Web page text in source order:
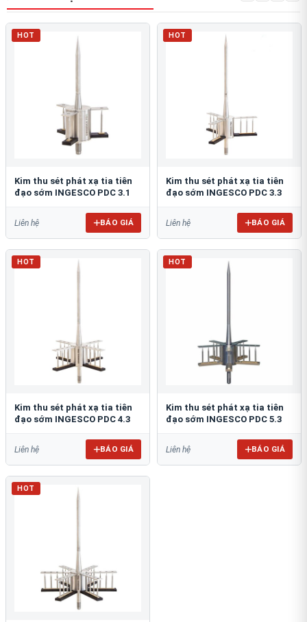
HOT
Kim thu sét phát xạ tia tiên
đạo sớm INGESCO PDC 3.1
Liên hệ BÁO GIÁ
HOT
Kim thu sét phát xạ tia tiên
đạo sớm INGESCO PDC 3.3
Liên hệ BÁO GIÁ
HOT
Kim thu sét phát xạ tia tiên
đạo sớm INGESCO PDC 4.3
Liên hệ BÁO GIÁ
HOT
Kim thu sét phát xạ tia tiên
đạo sớm INGESCO PDC 5.3
Liên hệ BÁO GIÁ
HOT